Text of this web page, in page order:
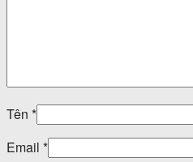
Tên *
Email *